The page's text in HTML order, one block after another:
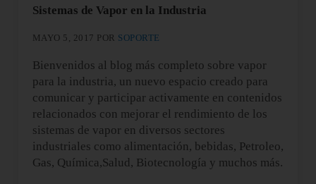
Sistemas de Vapor en la Industria
MAYO 5, 2017 POR SOPORTE
Bienvenidos al blog más completo sobre vapor
para la industria, un nuevo espacio creado para
comunicar y participar activamente en contenidos
relacionados con mejorar el rendimiento de los
sistemas de vapor en diversos sectores
industriales como alimentación, bebidas, Petroleo,
Gas, Química,Salud, Biotecnología y muchos más.